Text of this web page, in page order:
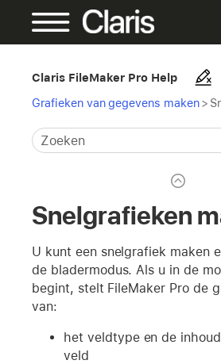
Claris FileMaker Pro Help
Grafieken van gegevens maken>
Snelgrafieken
U kunt een snelgrafiek maken
de bladermodus. Als u in de
begint, stelt FileMaker Pro de
van:
het veldtype en de
veld